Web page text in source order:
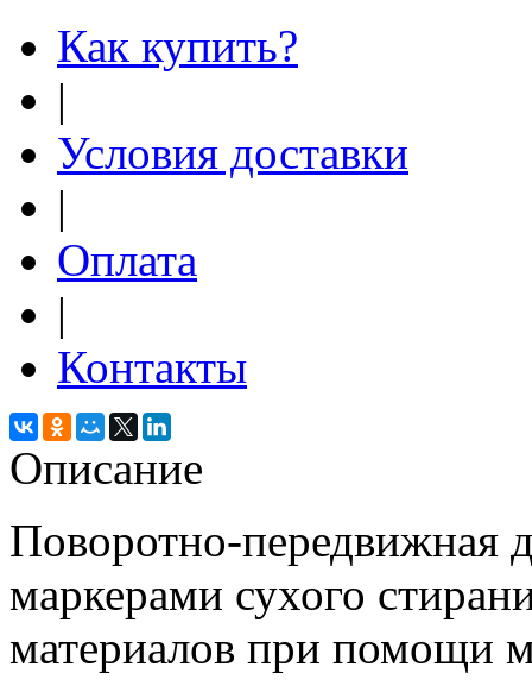
Как купить?
|
Условия доставки
|
Оплата
|
Контакты
Описание
Поворотно-передвижная
маркерами сухого
материалов при помощи